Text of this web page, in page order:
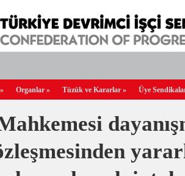
» Organlar » Tüzük ve Kararlar » Üye